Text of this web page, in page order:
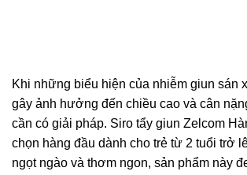
Khi những biểu hiện của nhiễm giun sán
gây ảnh hưởng đến chiều cao và cân
cần có giải pháp. Siro tẩy giun Zelcom
chọn hàng đầu dành cho trẻ từ 2 tuổi trở
ngọt ngào và thơm ngon, sản phẩm này